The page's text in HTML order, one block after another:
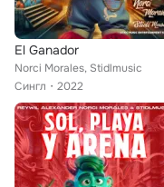
El Ganador
Norci Morales, Stidlmusic
Сингл
2022